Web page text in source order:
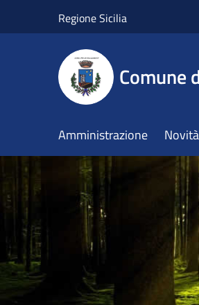
Regione Sicilia
Comune
Amministrazione Novità